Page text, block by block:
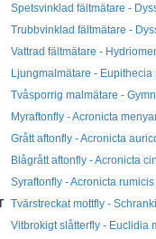
Spetsvinklad fältmätare -
Trubbvinklad fältmätare -
Vattrad fältmätare -
Ljungmalmätare - Eupithecia
Tvåsporrig malmätare -
Myraftonfly - Acronicta
Grått aftonfly - Acronicta
Blågrått aftonfly - Acronicta
Syraftonfly - Acronicta rumicis
Tvärstreckat mottfly -
Vitbrokigt slåtterfly - Euclidia